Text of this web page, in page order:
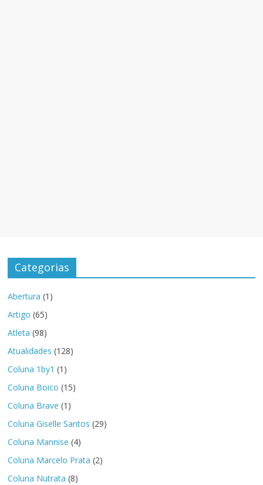
Categorias
Abertura (1)
Artigo (65)
Atleta (98)
Atualidades (128)
Coluna 1by1 (1)
Coluna Boico (15)
Coluna Brave (1)
Coluna Giselle Santos (29)
Coluna Mannise (4)
Coluna Marcelo Prata (2)
Coluna Nutrata (8)